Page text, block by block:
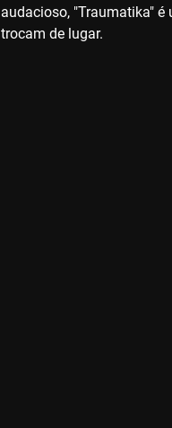
audacioso, "Traumatika"
trocam de lugar.